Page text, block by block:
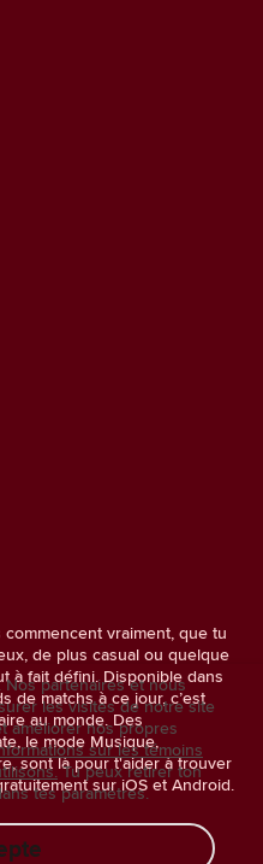
vraiment, que tu
de plus casual ou quelque
à fait défini. Disponible dans
de matchs à ce jour, c’est
au monde. Des
le mode Musique,
sont là pour t'aider à trouver
sur iOS et Android.
partenaires et nous
les visites de notre site
améliorer nos propres
sur les témoins
Tu peux retirer ton
tes paramètres.